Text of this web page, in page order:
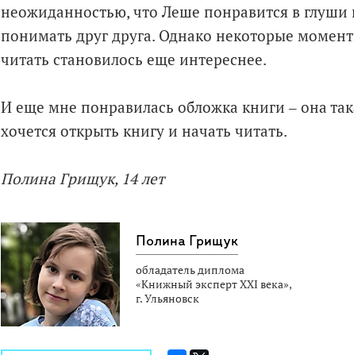
неожиданностью, что Леше понравится в глуши
понимать друг друга. Однако некоторые
читать становилось еще интереснее.
И еще мне понравилась обложка книги ‒ она
хочется открыть книгу и начать читать.
Полина Грищук, 14 лет
Полина Грищук
обладатель диплома
«Книжный эксперт XXI века»,
г. Ульяновск